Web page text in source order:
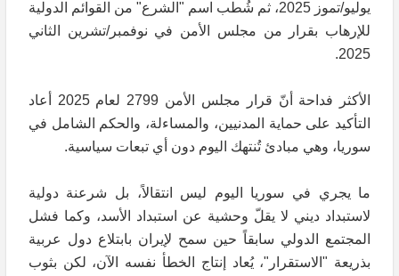
يوليو/تموز 2025، ثم شُطب اسم "الشرع" من القوائم الدولية
للإرهاب بقرار من مجلس الأمن في نوفمبر/تشرين الثاني
2025.
الأكثر فداحة أنّ قرار مجلس الأمن 2799 لعام 2025 أعاد
التأكيد على حماية المدنيين، والمساءلة، والحكم الشامل في
سوريا، وهي مبادئ تُنتهك اليوم دون أي تبعات سياسية.
ما يجري في سوريا اليوم ليس انتقالاً، بل شرعنة دولية
لاستبداد ديني لا يقلّ وحشية عن استبداد الأسد، وكما فشل
المجتمع الدولي سابقاً حين سمح لإيران بابتلاع دول عربية
بذريعة "الاستقرار"، يُعاد إنتاج الخطأ نفسه الآن، لكن بثوب